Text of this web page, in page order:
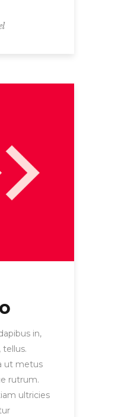
in,
tellus.
ut metus
rutrum.
ultricies